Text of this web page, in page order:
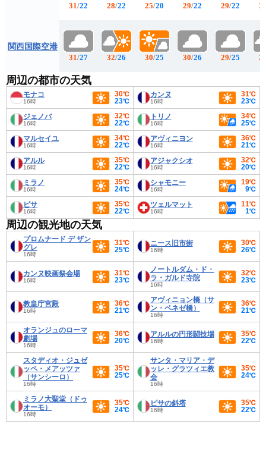
関西国際空港
31/22
31/27
28/22
32/26
25/20
30/25
29/22
30/26
29/22
29/25
周辺の都市の天気
モナコ
16時
30℃
23℃
カンヌ
16時
31℃
23℃
ジェノバ
16時
32℃
22℃
トリノ
16時
34℃
25℃
マルセイユ
16時
34℃
22℃
アヴィニヨン
16時
36℃
21℃
アルル
16時
35℃
22℃
アジャクシオ
16時
32℃
20℃
ミラノ
16時
35℃
24℃
シャモニー
16時
19℃
9℃
ピサ
16時
35℃
22℃
ツェルマット
16時
11℃
1℃
周辺の観光地の天気
プロムナード デ ザン
グレ
16時
31℃
25℃
ニース旧市街
16時
30℃
26℃
カンヌ映画祭会場
16時
31℃
23℃
ノートルダム・ド・
ラ・ガルド寺院
16時
32℃
23℃
教皇庁宮殿
16時
36℃
21℃
アヴィニョン橋（サ
ン・ベネゼ橋）
16時
36℃
21℃
オランジュのローマ
劇場
16時
36℃
20℃
アルルの円形闘技場
16時
35℃
22℃
スタディオ・ジュゼ
ッペ・メアッツァ
（サンシーロ）
16時
35℃
25℃
サンタ・マリア・デ
ッレ・グラツィエ教
会
16時
35℃
24℃
ミラノ大聖堂（ドゥ
オーモ）
16時
35℃
24℃
ピサの斜塔
16時
35℃
22℃